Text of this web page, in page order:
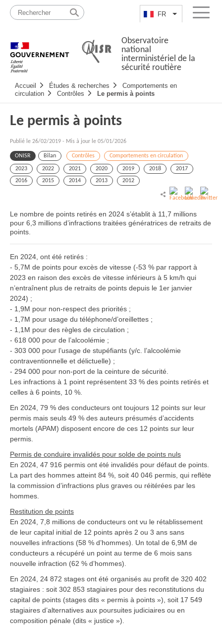
Passer
contenu
FR Lister lesMenu
Observatoire
national
interministériel de la
sécurité routière
principale
Accueil Études & recherches
Comportements en
circulation
Contrôles Le permis à points
Le permis à points
Publié le 26/02/2019 - Mis à jour le 05/01/2026
ONISR Bilan Contrôles Comportements en circulation
2023 2022 2021 2020 2019 2018
2017
2016
2015 2014 2013 2012
Le nombre de points retirés en 2024 s’établit à 11,7 millions
pour 6,3 millions d’infractions traitées génératrices de retraits de
points.
En 2024, ont été retirés :
- 5,7M de points pour excès de vitesse (-53 % par rapport à
2023 en raison des excès de vitesse inférieurs à 5 km/h qui
n’entraînent plus de retraits de points depuis le 1er janvier
2024) ;
- 1,9M pour non-respect des priorités ;
- 1,7M pour usage du téléphone/d’oreillettes ;
- 1,1M pour des règles de circulation ;
- 618 000 pour de l’alcoolémie ;
- 303 000 pour l’usage de stupéfiants (y/c. l’alcoolémie
contraventionnelle et délictuelle) ;
- 294 000 pour non-port de la ceinture de sécurité.
Les infractions à 1 point représentent 33 % des points retirés et
celles à 6 points, 10 %.
En 2024, 79 % des conducteurs ont toujours 12 points sur leur
permis mais seuls 49 % des auteurs présumés d’accidents
mortels (APAM) disposent encore de ces 12 points sur leur
permis.
Permis de conduire invalidés pour solde de points nuls
En 2024, 47 916 permis ont été invalidés pour défaut de points.
La part des hommes atteint 84 %, soit 40 046 permis, qui reflète
la commission d’infractions plus graves ou réitérées par les
hommes.
Restitution de points
En 2024, 7,8 millions de conducteurs ont vu le rétablissement
de leur capital initial de 12 points après 2 ou 3 ans sans
nouvelles infractions (58 % d’hommes). Un total de 6,9M de
conducteurs a récupéré un point au terme de 6 mois sans
nouvelle infraction (62 % d’hommes).
En 2024, 24 872 stages ont été organisés au profit de 320 402
stagiaires : soit 302 853 stagiaires pour des reconstitutions du
capital de points (stages dits « permis à points »), soit 17 549
stagiaires d’alternatives aux poursuites judiciaires ou en
composition pénale (dits « justice »).